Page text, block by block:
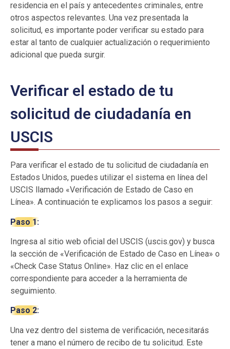
residencia en el país y antecedentes criminales, entre
otros aspectos relevantes. Una vez presentada la
solicitud, es importante poder verificar su estado para
estar al tanto de cualquier actualización o requerimiento
adicional que pueda surgir.
Verificar el estado de tu
solicitud de ciudadanía en
USCIS
Para verificar el estado de tu solicitud de ciudadanía en
Estados Unidos, puedes utilizar el sistema en línea del
USCIS llamado «Verificación de Estado de Caso en
Línea». A continuación te explicamos los pasos a seguir:
Paso 1:
Ingresa al sitio web oficial del USCIS (uscis.gov) y busca
la sección de «Verificación de Estado de Caso en Línea» o
«Check Case Status Online». Haz clic en el enlace
correspondiente para acceder a la herramienta de
seguimiento.
Paso 2:
Una vez dentro del sistema de verificación, necesitarás
tener a mano el número de recibo de tu solicitud. Este